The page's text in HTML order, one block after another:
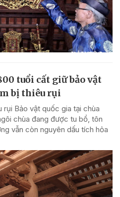
tuổi cất giữ bảo vật
bị thiêu rụi
rụi Bảo vật quốc gia tại chùa
chùa đang được tu bổ, tôn
vẫn còn nguyên dấu tích hỏa